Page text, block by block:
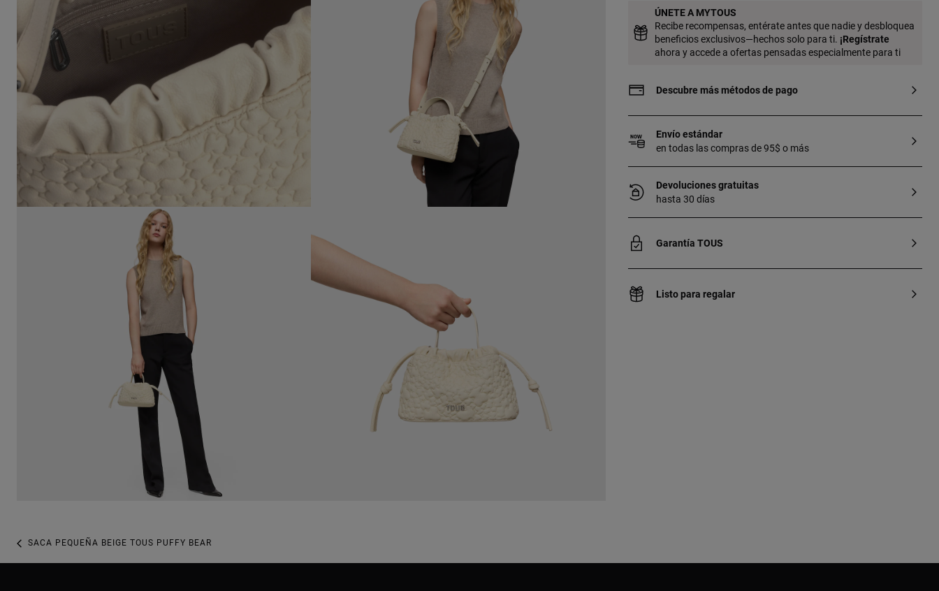
(alto x ancho x fondo): 14 x 22 x 10 cm.
ÚNETE A MYTOUS
Recibe recompensas, entérate antes que nadie y desbloquea
beneficios exclusivos—hechos solo para ti. ¡Regístrate
ahora y accede a ofertas pensadas especialmente para ti
Descubre más métodos de pago
Envío estándar
en todas las compras de 95$ o más
Devoluciones gratuitas
hasta 30 días
Garantía TOUS
Listo para regalar
SACA PEQUEÑA BEIGE TOUS PUFFY BEAR